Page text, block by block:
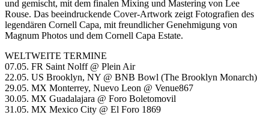
und gemischt, mit dem finalen Mixing und Mastering von Lee
Rouse. Das beeindruckende Cover-Artwork zeigt Fotografien des
legendären Cornell Capa, mit freundlicher Genehmigung von
Magnum Photos und dem Cornell Capa Estate.
WELTWEITE TERMINE
07.05. FR Saint Nolff @ Plein Air
22.05. US Brooklyn, NY @ BNB Bowl (The Brooklyn Monarch)
29.05. MX Monterrey, Nuevo Leon @ Venue867
30.05. MX Guadalajara @ Foro Boletomovil
31.05. MX Mexico City @ El Foro 1869